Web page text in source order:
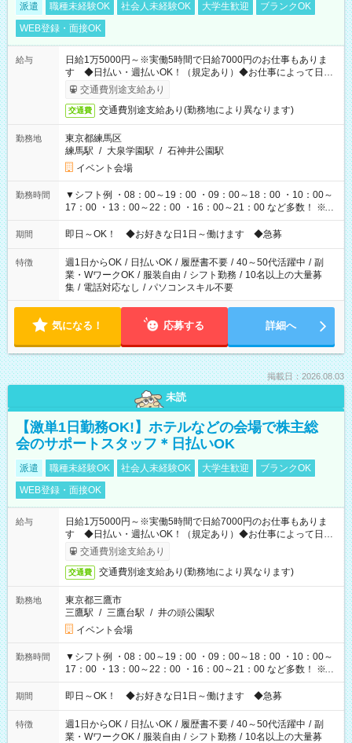
派遣 職種未経験OK 社会人未経験OK 大学生歓迎
ブランクOK
WEB登録・面接OK
給与
日給1万5000円～※実働5時間で日給7000円のお仕事もありま
す ◆日払い・週払いOK！（規定あり）◆お仕事によって日給
も異なります
交通費別途支給あり
交通費 交通費別途支給あり(勤務地により異なります)
勤務地
東京都練馬区
練馬駅 / 大泉学園駅 / 石神井公園駅
イベント会場
勤務時間
▼シフト例 ・08：00～19：00 ・09：00～18：00 ・10：00～
17：00 ・13：00～22：00 ・16：00～21：00 など多数！ ※お
仕事により勤務時間が異なります
期間 即日～OK！ ◆お好きな日1日～働けます ◆急募
特徴 週1日からOK / 日払いOK / 履歴書不要 / 40～50代活躍中 / 副
業・WワークOK / 服装自由 / シフト勤務 / 10名以上の大量募
集 / 電話対応なし / パソコンスキル不要
気になる！ 応募する 詳細へ
掲載日：2026.08.03
未読
【激単1日勤務OK!】ホテルなどの会場で株主総
会のサポートスタッフ＊日払いOK
派遣 職種未経験OK 社会人未経験OK 大学生歓迎
ブランクOK
WEB登録・面接OK
給与
日給1万5000円～※実働5時間で日給7000円のお仕事もありま
す ◆日払い・週払いOK！（規定あり）◆お仕事によって日給
も異なります
交通費別途支給あり
交通費 交通費別途支給あり(勤務地により異なります)
勤務地
東京都三鷹市
三鷹駅 / 三鷹台駅 / 井の頭公園駅
イベント会場
勤務時間
▼シフト例 ・08：00～19：00 ・09：00～18：00 ・10：00～
17：00 ・13：00～22：00 ・16：00～21：00 など多数！ ※お
仕事により勤務時間が異なります
期間 即日～OK！ ◆お好きな日1日～働けます ◆急募
特徴 週1日からOK / 日払いOK / 履歴書不要 / 40～50代活躍中 / 副
業・WワークOK / 服装自由 / シフト勤務 / 10名以上の大量募